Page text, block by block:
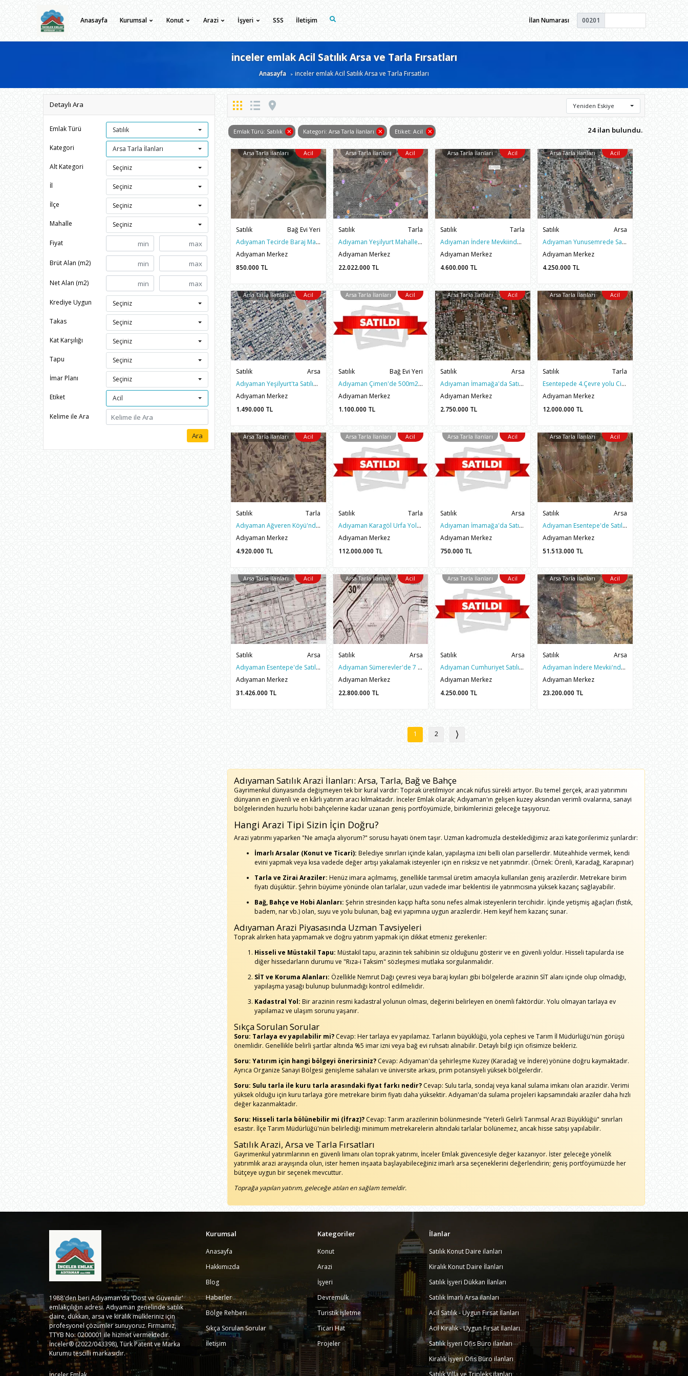
Anasayfa Kurumsal Konut Arazi İşyeri SSS İletişim İlan Numarası 00201
inceler emlak Acil Satılık Arsa ve Tarla Fırsatları
Anasayfa inceler emlak Acil Satılık Arsa ve Tarla Fırsatları
Detaylı Ara
Emlak Türü Satılık
Kategori Arsa Tarla İlanları
Alt Kategori Seçiniz
İl Seçiniz
İlçe Seçiniz
Mahalle Seçiniz
Fiyat
Brüt Alan (m2)
Net Alan (m2)
Krediye Uygun Seçiniz
Takas Seçiniz
Kat Karşılığı Seçiniz
Tapu Seçiniz
İmar Planı Seçiniz
Etiket Acil
Kelime ile Ara
Yeniden Eskiye
24 ilan bulundu.
Emlak Türü: Satılık Kategori: Arsa Tarla İlanları Etiket: Acil
Arsa Tarla İlanları Acil
Satılık
Bağ Evi Yeri
Adıyaman Tecirde Baraj Manzaralı 500M2 BAĞ EVİ YERİ
Adıyaman Merkez
850.000 TL
Arsa Tarla İlanları Acil
Satılık
Tarla
Adıyaman Yeşilyurt Mahallesinde Malatya Cad Güneyinde Tarla
Adıyaman Merkez
22.022.000 TL
Arsa Tarla İlanları Acil
Satılık
Tarla
Adıyaman İndere Mevkiinde Yatırımlık Satılık 2372 m2 Arazi
Adıyaman Merkez
4.600.000 TL
Arsa Tarla İlanları Acil
Satılık
Arsa
Adıyaman Yunusemrede Satılık 557m2 Fırsat Arsa
Adıyaman Merkez
4.250.000 TL
Arsa Tarla İlanları Acil
Satılık
Arsa
Adıyaman Yeşilyurt'ta Satılık 250m2 Hesaplı Arsa
Adıyaman Merkez
1.490.000 TL
Arsa Tarla İlanları Acil
Satılık
Bağ Evi Yeri
Adıyaman Çimen'de 500m2 Kooperatif Hisseli Bağ Evi Yeri
Adıyaman Merkez
1.100.000 TL
Arsa Tarla İlanları Acil
Satılık
Arsa
Adıyaman İmamağa'da Satılık 363m2 Sorunsuz Müstakil Tapulu Arsa
Adıyaman Merkez
2.750.000 TL
Arsa Tarla İlanları Acil
Satılık
Tarla
Esentepede 4.Çevre yolu Civarı Satılık 5 Kata İmarlı 2.000M2 Fırsat Arsa
Adıyaman Merkez
12.000.000 TL
Arsa Tarla İlanları Acil
Satılık
Tarla
Adıyaman Ağveren Köyü'nde Satılık 5.870m2 Fırsat Sulu Tarım Arazi
Adıyaman Merkez
4.920.000 TL
Arsa Tarla İlanları Acil
Satılık
Tarla
Adıyaman Karagöl Urfa Yolu'nda Satılık 40.000m2 Mükemmel Arazi
Adıyaman Merkez
112.000.000 TL
Arsa Tarla İlanları Acil
Satılık
Arsa
Adıyaman İmamağa'da Satılık Yerinde Dönüşüm Hissesi
Adıyaman Merkez
750.000 TL
Arsa Tarla İlanları Acil
Satılık
Arsa
Adıyaman Esentepe'de Satılık 4.683m2 Yatırımlık Arsa
Adıyaman Merkez
51.513.000 TL
Arsa Tarla İlanları Acil
Satılık
Arsa
Adıyaman Esentepe'de Satılık 4. Ç.yolu Kuzeyi 2.993M2 Fırsat Arsa
Adıyaman Merkez
31.426.000 TL
Arsa Tarla İlanları Acil
Satılık
Arsa
Adıyaman Sümerevler'de 7 Kat İmarlı 1754 m² Satılık Mükemmel Arsa
Adıyaman Merkez
22.800.000 TL
Arsa Tarla İlanları Acil
Satılık
Arsa
Adıyaman Cumhuriyet Satılık 346m2 Arsa | 1. Çevre Yolu Kuzeyi
Adıyaman Merkez
4.250.000 TL
Arsa Tarla İlanları Acil
Satılık
Arsa
Adıyaman İndere Mevkii'nde Satılık 8 Dönüm Geleceğin Proje Arazisi
Adıyaman Merkez
23.200.000 TL
1 2
Adıyaman Satılık Arazi İlanları: Arsa, Tarla, Bağ ve Bahçe
Gayrimenkul dünyasında değişmeyen tek bir kural vardır: Toprak üretilmiyor ancak nüfus sürekli artıyor. Bu temel gerçek, arazi yatırımını
dünyanın en güvenli ve en kârlı yatırım aracı kılmaktadır. İnceler Emlak olarak; Adıyaman'ın gelişen kuzey aksından verimli ovalarına, sanayi
bölgelerinden huzurlu hobi bahçelerine kadar uzanan geniş portföyümüzle, birikimlerinizi geleceğe taşıyoruz.
Hangi Arazi Tipi Sizin İçin Doğru?
Arazi yatırımı yaparken "Ne amaçla alıyorum?" sorusu hayati önem taşır. Uzman kadromuzla desteklediğimiz arazi kategorilerimiz şunlardır:
İmarlı Arsalar (Konut ve Ticari): Belediye sınırları içinde kalan, yapılaşma izni belli olan parsellerdir. Müteahhide vermek, kendi
evini yapmak veya kısa vadede değer artışı yakalamak isteyenler için en risksiz ve net yatırımdır. (Örnek: Örenli, Karadağ, Karapınar)
Tarla ve Zirai Araziler: Henüz imara açılmamış, genellikle tarımsal üretim amacıyla kullanılan geniş arazilerdir. Metrekare birim
fiyatı düşüktür. Şehrin büyüme yönünde olan tarlalar, uzun vadede imar beklentisi ile yatırımcısına yüksek kazanç sağlayabilir.
Bağ, Bahçe ve Hobi Alanları: Şehrin stresinden kaçıp hafta sonu nefes almak isteyenlerin tercihidir. İçinde yetişmiş ağaçları (fıstık,
badem, nar vb.) olan, suyu ve yolu bulunan, bağ evi yapımına uygun arazilerdir. Hem keyif hem kazanç sunar.
Adıyaman Arazi Piyasasında Uzman Tavsiyeleri
Toprak alırken hata yapmamak ve doğru yatırım yapmak için dikkat etmeniz gerekenler:
Hisseli ve Müstakil Tapu: Müstakil tapu, arazinin tek sahibinin siz olduğunu gösterir ve en güvenli yoldur. Hisseli tapularda ise
diğer hissedarların durumu ve "Rıza-i Taksim" sözleşmesi mutlaka sorgulanmalıdır.
SİT ve Koruma Alanları: Özellikle Nemrut Dağı çevresi veya baraj kıyıları gibi bölgelerde arazinin SİT alanı içinde olup olmadığı,
yapılaşma yasağı bulunup bulunmadığı kontrol edilmelidir.
Kadastral Yol: Bir arazinin resmi kadastral yolunun olması, değerini belirleyen en önemli faktördür. Yolu olmayan tarlaya ev
yapılamaz ve ulaşım sorunu yaşanır.
Sıkça Sorulan Sorular
Soru: Tarlaya ev yapılabilir mi? Cevap: Her tarlaya ev yapılamaz. Tarlanın büyüklüğü, yola cephesi ve Tarım İl Müdürlüğü'nün görüşü
önemlidir. Genellikle belirli şartlar altında %5 imar izni veya bağ evi ruhsatı alınabilir. Detaylı bilgi için ofisimize bekleriz.
Soru: Yatırım için hangi bölgeyi önerirsiniz? Cevap: Adıyaman'da şehirleşme Kuzey (Karadağ ve İndere) yönüne doğru kaymaktadır.
Ayrıca Organize Sanayi Bölgesi genişleme sahaları ve üniversite arkası, prim potansiyeli yüksek bölgelerdir.
Soru: Sulu tarla ile kuru tarla arasındaki fiyat farkı nedir? Cevap: Sulu tarla, sondaj veya kanal sulama imkanı olan arazidir. Verimi
yüksek olduğu için kuru tarlaya göre metrekare birim fiyatı daha yüksektir. Adıyaman'da sulama projeleri kapsamındaki araziler daha hızlı
değer kazanmaktadır.
Soru: Hisseli tarla bölünebilir mi (İfraz)? Cevap: Tarım arazilerinin bölünmesinde "Yeterli Gelirli Tarımsal Arazi Büyüklüğü" sınırları
esastır. İlçe Tarım Müdürlüğü'nün belirlediği minimum metrekarelerin altındaki tarlalar bölünemez, ancak hisse satışı yapılabilir.
Satılık Arazi, Arsa ve Tarla Fırsatları
Gayrimenkul yatırımlarının en güvenli limanı olan toprak yatırımı, İnceler Emlak güvencesiyle değer kazanıyor. İster geleceğe yönelik
yatırımlık arazi arayışında olun, ister hemen inşaata başlayabileceğiniz imarlı arsa seçeneklerini değerlendirin; geniş portföyümüzde her
bütçeye uygun bir seçenek mevcuttur.
Toprağa yapılan yatırım, geleceğe atılan en sağlam temeldir.
1988'den beri Adıyaman'da 'Dost ve Güvenilir'
emlakçılığın adresi. Adıyaman genelinde satılık
daire, dükkan, arsa ve kiralık mülkleriniz için
profesyonel çözümler sunuyoruz. Firmamız,
TTYB No: 0200001 ile hizmet vermektedir.
İnceler® (2022/043398), Türk Patent ve Marka
Kurumu tescilli markasıdır.
Kurumsal
Anasayfa
Hakkımızda
Blog
Haberler
Bölge Rehberi
Sıkça Sorulan Sorular
İletişim
Kategoriler
Konut
Arazi
İşyeri
Devremülk
Turistik İşletme
Ticari Hat
Projeler
İlanlar
Satılık Konut Daire ilanları
Kiralık Konut Daire İlanları
Satılık İşyeri Dükkan İlanları
Satılık İmarlı Arsa ilanları
Acil Satılık - Uygun Fırsat İlanları
Acil Kiralık - Uygun Fırsat İlanları
Satılık İşyeri Ofis Büro ilanları
Kiralık İşyeri Ofis Büro ilanları
Satılık Villa ve Tripleks ilanları